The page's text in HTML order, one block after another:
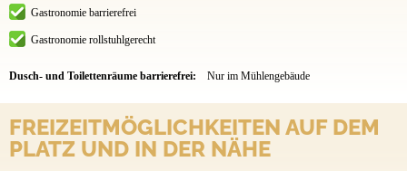
Gastronomie barrierefrei
Gastronomie rollstuhlgerecht
Dusch- und Toilettenräume barrierefrei: Nur im Mühlengebäude
FREIZEITMÖGLICHKEITEN AUF DEM
PLATZ UND IN DER NÄHE